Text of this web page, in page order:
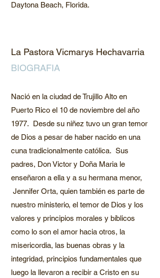
Daytona Beach, Florida.
La Pastora Vicmarys Hechavarria
BIOGRAFIA
Nació en la ciudad de Trujillo Alto en
Puerto Rico el 10 de noviembre del año
1977. Desde su niñez tuvo un gran temor
de Dios a pesar de haber nacido en una
cuna tradicionalmente católica. Sus
padres, Don Victor y Doña Maria le
enseñaron a ella y a su hermana menor,
Jennifer Orta, quien también es parte de
nuestro ministerio, el temor de Dios y los
valores y principios morales y bíblicos
como lo son el amor hacia otros, la
misericordia, las buenas obras y la
integridad, principios fundamentales que
luego la llevaron a recibir a Cristo en su